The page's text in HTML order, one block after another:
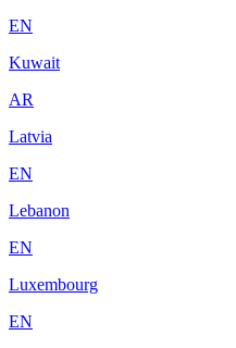
EN
Kuwait
AR
Latvia
EN
Lebanon
EN
Luxembourg
EN